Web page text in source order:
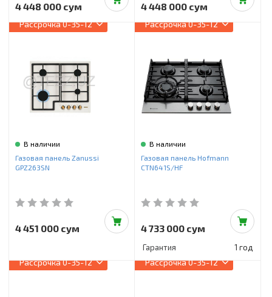
4 448 000 сум 4 448 000 сум
Рассрочка0-35-12
В наличии
Газовая панель Zanussi
GPZ263SN
4 451 000 сум
Рассрочка0-35-12
В наличии
Газовая панель Hofmann
CTN641S/HF
4 733 000 сум
Гарантия 1 год
Рассрочка0-35-12 Рассрочка0-35-12